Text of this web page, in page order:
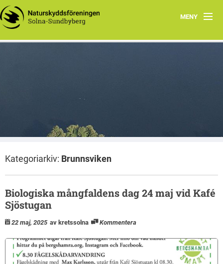
MENY
Hem
Dokument
Kategoriarkiv: Brunnsviken
Biologiska mångfaldens dag 24 maj vid Kafé
Sjöstugan
22 maj, 2025 av kretssolna Kommentera